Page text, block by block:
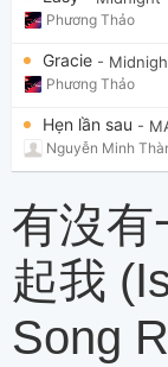
Phương Thảo
Gracie -
Phương Thảo
Hẹn lần sau -
Nguyễn Minh
有沒有
起我
Song